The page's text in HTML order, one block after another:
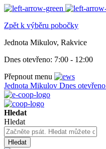
Zpět k výběru pobočky
Jednota Mikulov, Rakvice
Dnes otevřeno: 7:00 - 12:00
Přepnout menu
Jednota Mikulov Dnes otevřeno
Hledat
Hledat
Hledat